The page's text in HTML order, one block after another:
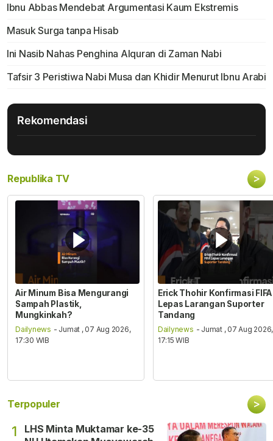
Ibnu Abbas Mendebat Argumentasi Kaum Ekstremis
Masuk Surga tanpa Hisab
Ini Nasib Nahas Penghina Alquran di Zaman Nabi
Tafsir 3 Peristiwa Nabi Musa dan Khidir Menurut Ibnu Arabi
Rekomendasi
Republika TV >
Air Minum Bisa Mengurangi
Sampah Plastik,
Mungkinkah?
Dailynews - Jumat , 07 Aug 2026,
17:30 WIB
Erick Thohir Konfirmasi FIFA
Lepas Larangan Suporter
Tandang
Dailynews - Jumat , 07 Aug 2026,
17:15 WIB
Terpopuler >
1
LHS Minta Muktamar ke-35